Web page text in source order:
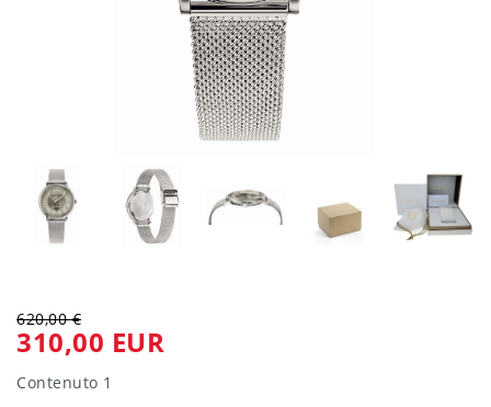
620,00 €
310,00 EUR
Contenuto 1